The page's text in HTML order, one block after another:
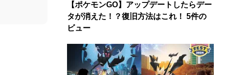
【ポケモンGO】アップデートしたらデー
タが消えた！？復旧方法はこれ！ 5件の
ビュー